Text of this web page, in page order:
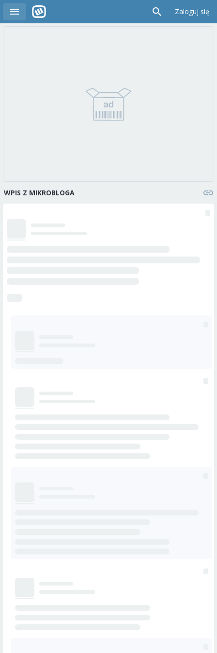
Zaloguj się
WPIS Z MIKROBLOGA